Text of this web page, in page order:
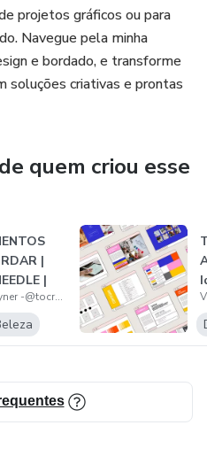
projetos gráficos ou para
Navegue pela minha
e bordado, e transforme
soluções criativas e prontas
quem criou esse
|
|
Vitória Brayner -@tocreatelab